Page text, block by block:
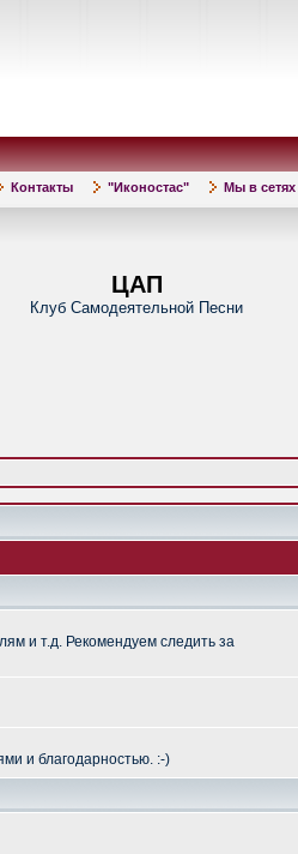
Контакты "Иконостас" Мы в сетях
ЦАП
Клуб Самодеятельной Песни
и т.д. Рекомендуем следить за
и благодарностью. :-)